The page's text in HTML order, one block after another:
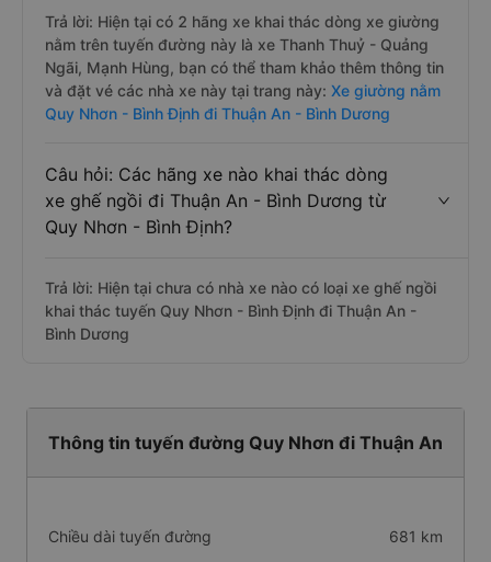
Trả lời: Hiện tại có 2 hãng xe khai thác dòng xe giường
nằm trên tuyến đường này là xe Thanh Thuỷ - Quảng
Ngãi, Mạnh Hùng, bạn có thể tham khảo thêm thông tin
và đặt vé các nhà xe này tại trang này: Xe giường nằm
Quy Nhơn - Bình Định đi Thuận An - Bình Dương
Câu hỏi: Các hãng xe nào khai thác dòng
xe ghế ngồi đi Thuận An - Bình Dương từ
Quy Nhơn - Bình Định?
Trả lời: Hiện tại chưa có nhà xe nào có loại xe ghế ngồi
khai thác tuyến Quy Nhơn - Bình Định đi Thuận An -
Bình Dương
Thông tin tuyến đường Quy Nhơn đi Thuận An
Chiều dài tuyến đường 681 km